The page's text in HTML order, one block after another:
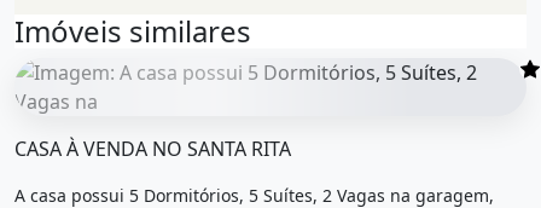
Imóveis similares
CASA À VENDA NO SANTA RITA
A casa possui 5 Dormitórios, 5 Suítes, 2 Vagas na garagem,